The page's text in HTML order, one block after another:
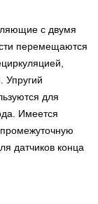
с двумя
перемещаются
для
Имеется
датчиков конца